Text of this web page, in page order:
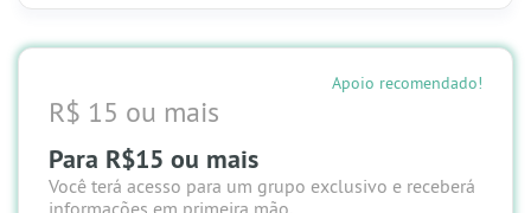
Apoio recomendado!
R$ 15 ou mais
Para R$15 ou mais
Você terá acesso para um grupo exclusivo e receberá
informações em primeira mão.